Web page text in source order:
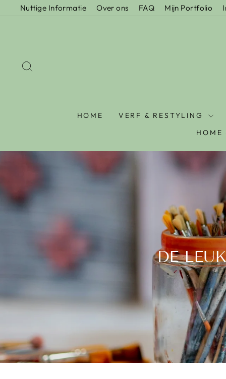
Nuttige Informatie Over ons FAQ Mijn Portfolio
HOME
VERF & RESTYLING
HOME
DE